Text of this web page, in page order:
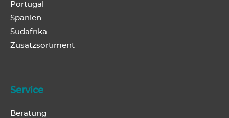
Portugal
Spanien
Südafrika
Zusatzsortiment
Service
Beratung